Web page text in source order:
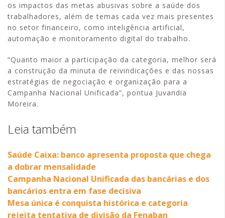
os impactos das metas abusivas sobre a saúde dos
trabalhadores, além de temas cada vez mais presentes
no setor financeiro, como inteligência artificial,
automação e monitoramento digital do trabalho.
“Quanto maior a participação da categoria, melhor será
a construção da minuta de reivindicações e das nossas
estratégias de negociação e organização para a
Campanha Nacional Unificada”, pontua Juvandia
Moreira.
Leia também
Saúde Caixa: banco apresenta proposta que chega
a dobrar mensalidade
Campanha Nacional Unificada das bancárias e dos
bancários entra em fase decisiva
Mesa única é conquista histórica e categoria
rejeita tentativa de divisão da Fenaban